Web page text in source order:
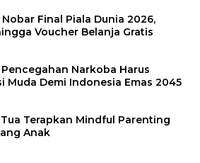
Final Piala Dunia 2026,
Voucher Belanja Gratis
Pencegahan Narkoba Harus
Muda Demi Indonesia Emas 2045
Terapkan Mindful Parenting
Anak